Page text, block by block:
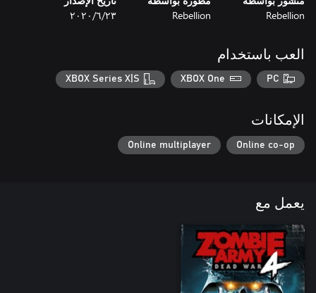
Rebellion
Rebellion ٢٣‏/٦‏/٢٠٢٠
العب باستخدام
PC
XBOX One
XBOX Series X|S
الإمكانات
Online co-op
Online multiplayer
يعمل مع